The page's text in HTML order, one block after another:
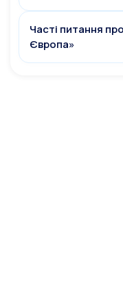
Часті питання
Європа»